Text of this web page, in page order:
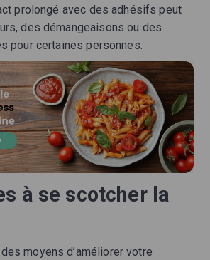
prolongé avec des adhésifs peut
des démangeaisons ou des
pour certaines personnes.
à se scotcher la
moyens d’améliorer votre